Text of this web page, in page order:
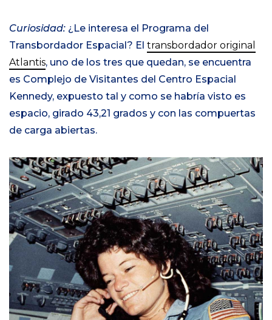
Curiosidad: ¿Le interesa el Programa del
Transbordador Espacial? El transbordador original
Atlantis, uno de los tres que quedan, se encuentra
es Complejo de Visitantes del Centro Espacial
Kennedy, expuesto tal y como se habría visto es
espacio, girado 43,21 grados y con las compuertas
de carga abiertas.